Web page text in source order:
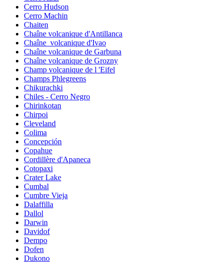
Cerro Hudson
Cerro Machin
Chaiten
Chaîne volcanique d'Antillanca
Chaîne_volcanique d'Ivao
Chaîne volcanique de Garbuna
Chaîne volcanique de Grozny
Champ volcanique de l 'Eifel
Champs Phlegreens
Chikurachki
Chiles - Cerro Negro
Chirinkotan
Chirpoi
Cleveland
Colima
Concepción
Copahue
Cordillère d'Apaneca
Cotopaxi
Crater Lake
Cumbal
Cumbre Vieja
Dalaffilla
Dallol
Darwin
Davidof
Dempo
Dofen
Dukono